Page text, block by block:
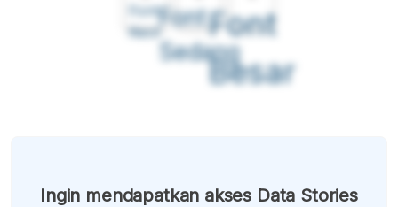
Font
Kecil
Font
Sedang
Font
Besar
Ingin mendapatkan akses Data Stories